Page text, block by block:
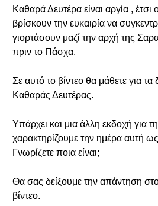
Καθαρά Δευτέρα είναι αργία , έτσι
βρίσκουν την ευκαιρία να
γιορτάσουν μαζί την αρχή της
πριν το Πάσχα.
Σε αυτό το βίντεο θα μάθετε για τα
Καθαράς Δευτέρας.
Υπάρχει και μια άλλη εκδοχή για
χαρακτηρίζουμε την ημέρα αυτή
Γνωρίζετε ποια είναι;
Θα σας δείξουμε την απάντηση
βίντεο.